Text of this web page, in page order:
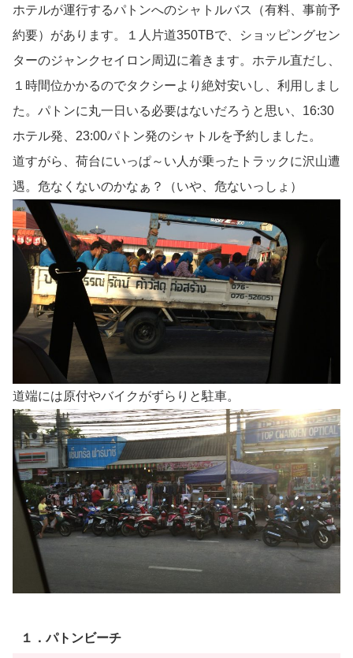
ホテルが運行するパトンへのシャトルバス（有料、事前予
約要）があります。１人片道350TBで、ショッピングセン
ターのジャンクセイロン周辺に着きます。ホテル直だし、
１時間位かかるのでタクシーより絶対安いし、利用しまし
た。パトンに丸一日いる必要はないだろうと思い、16:30
ホテル発、23:00パトン発のシャトルを予約しました。
道すがら、荷台にいっぱ～い人が乗ったトラックに沢山遭
遇。危なくないのかなぁ？（いや、危ないっしょ）
道端には原付やバイクがずらりと駐車。
１．パトンビーチ